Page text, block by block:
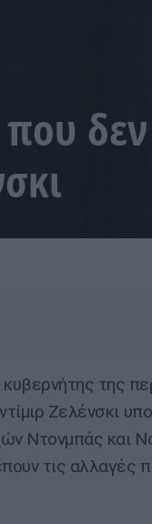
της
Ζελένσκι
Ντονμπάς και
τις αλλαγές